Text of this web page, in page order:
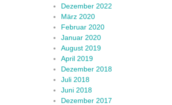
Dezember 2022
März 2020
Februar 2020
Januar 2020
August 2019
April 2019
Dezember 2018
Juli 2018
Juni 2018
Dezember 2017